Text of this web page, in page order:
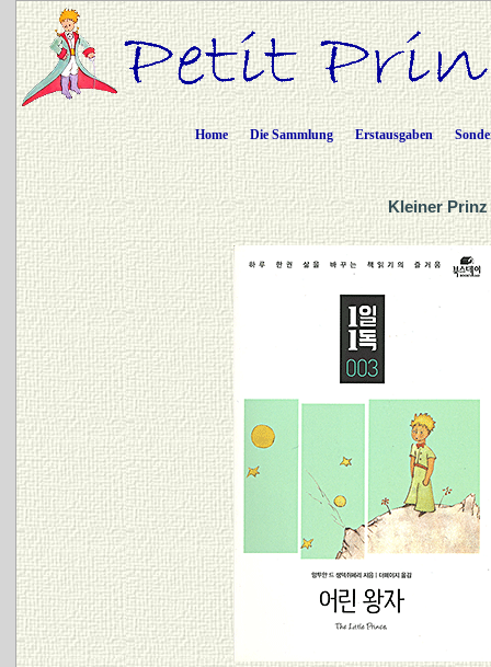
Home Die Sammlung Erstausgaben
Kleiner Prinz